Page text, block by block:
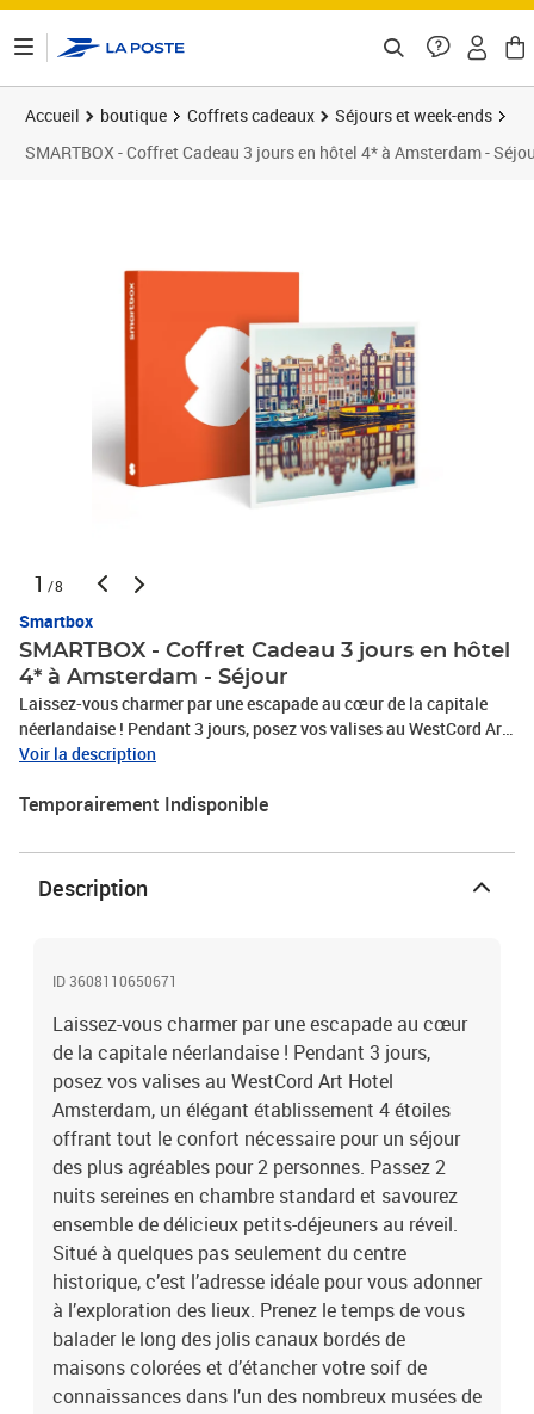
Accueil boutique Coffrets cadeaux
Séjours et week-ends
SMARTBOX - Coffret Cadeau 3 jours en hôtel 4* à Amsterdam -
1 /8
Smartbox
SMARTBOX - Coffret Cadeau 3 jours en hôtel
4* à Amsterdam - Séjour
Laissez-vous charmer par une escapade au cœur de la capitale
néerlandaise ! Pendant 3 jours, posez vos valises au WestCord Art
Hotel Amsterdam, un élégant établissement 4 étoiles offrant tout
personnes. Passez 2 nuits sereines en chambre standard et
quelques pas seulement du centre historique, c’est l’adresse idéale
pour vous adonner à l’exploration des lieux. Prenez le temps de
vous balader le long des jolis canaux bordés de maisons colorées
que soit votre programme, une belle échappée vous attend aux
Voir la description
Temporairement Indisponible
Description
ID 3608110650671
Laissez-vous charmer par une escapade au cœur
de la capitale néerlandaise ! Pendant 3 jours,
posez vos valises au WestCord Art Hotel
Amsterdam, un élégant établissement 4 étoiles
offrant tout le confort nécessaire pour un séjour
des plus agréables pour 2 personnes. Passez 2
nuits sereines en chambre standard et savourez
ensemble de délicieux petits-déjeuners au réveil.
Situé à quelques pas seulement du centre
historique, c’est l’adresse idéale pour vous adonner
à l’exploration des lieux. Prenez le temps de vous
balader le long des jolis canaux bordés de
maisons colorées et d’étancher votre soif de
connaissances dans l’un des nombreux musées de